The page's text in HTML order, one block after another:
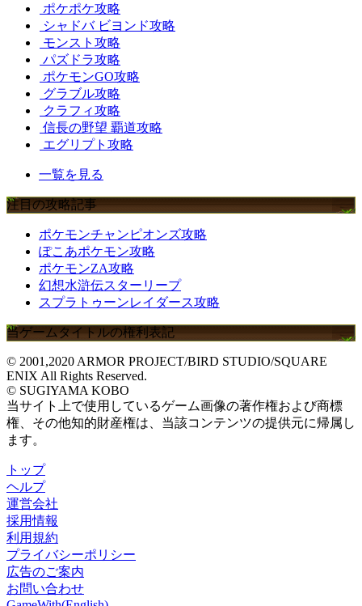
ポケポケ攻略
シャドバ ビヨンド攻略
モンスト攻略
パズドラ攻略
ポケモンGO攻略
グラブル攻略
クラフィ攻略
信長の野望 覇道攻略
エグリプト攻略
一覧を見る
注目の攻略記事
ポケモンチャンピオンズ攻略
ぽこあポケモン攻略
ポケモンZA攻略
幻想水滸伝スターリープ
スプラトゥーンレイダース攻略
当ゲームタイトルの権利表記
© 2001,2020 ARMOR PROJECT/BIRD STUDIO/SQUARE
ENIX All Rights Reserved.
© SUGIYAMA KOBO
当サイト上で使用しているゲーム画像の著作権および商標
権、その他知的財産権は、当該コンテンツの提供元に帰属し
ます。
トップ
ヘルプ
運営会社
採用情報
利用規約
プライバシーポリシー
広告のご案内
お問い合わせ